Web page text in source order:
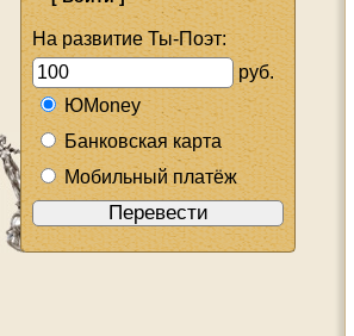
На развитие Ты-Поэт:
руб.
ЮMoney
Банковская карта
Мобильный платёж